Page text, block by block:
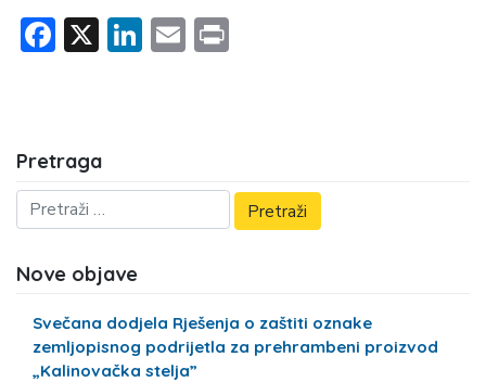
Facebook
X LinkedIn
Email
Pretraga
Nove objave
Svečana dodjela Rješenja o zaštiti oznake
zemljopisnog podrijetla za prehrambeni proizvod
„Kalinovačka stelja”